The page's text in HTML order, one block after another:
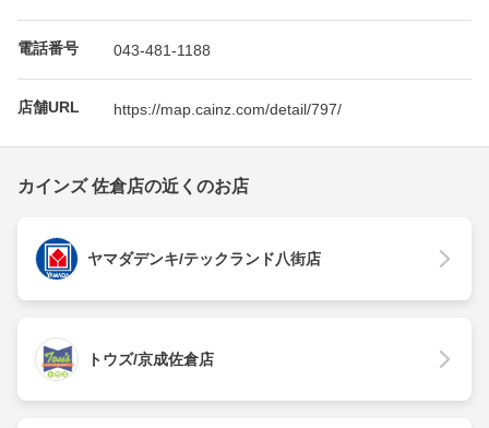
電話番号 043-481-1188
店舗URL https://map.cainz.com/detail/797/
カインズ 佐倉店の近くのお店
ヤマダデンキ/テックランド八街店
トウズ/京成佐倉店